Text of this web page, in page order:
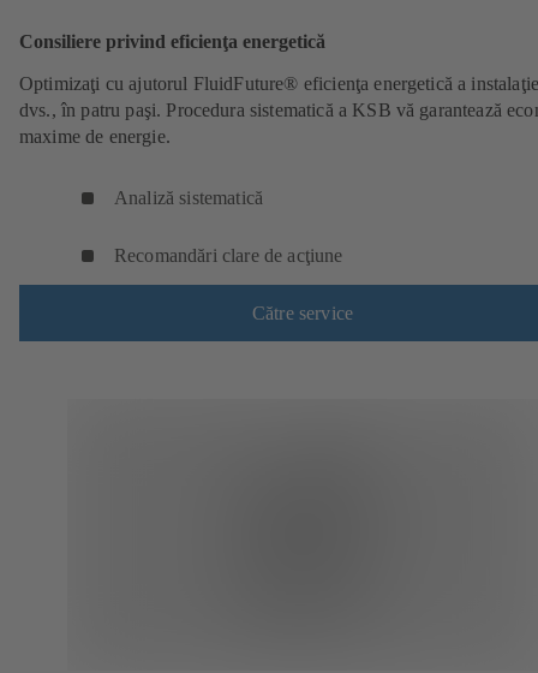
Consiliere privind eficienţa energetică
Optimizaţi cu ajutorul FluidFuture® eficienţa energetică a
dvs., în patru paşi. Procedura sistematică a KSB vă garantează
maxime de energie.
Analiză sistematică
Recomandări clare de acţiune
Către service